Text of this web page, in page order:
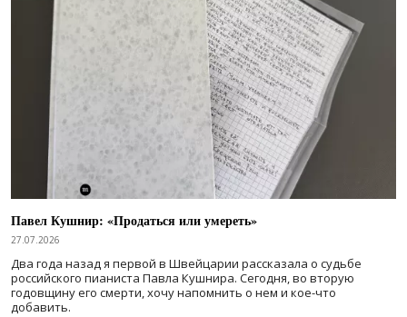
Павел Кушнир: «Продаться или умереть»
27.07.2026
Два года назад я первой в Швейцарии рассказала о судьбе
российского пианиста Павла Кушнира. Сегодня, во вторую
годовщину его смерти, хочу напомнить о нем и кое-что
добавить.